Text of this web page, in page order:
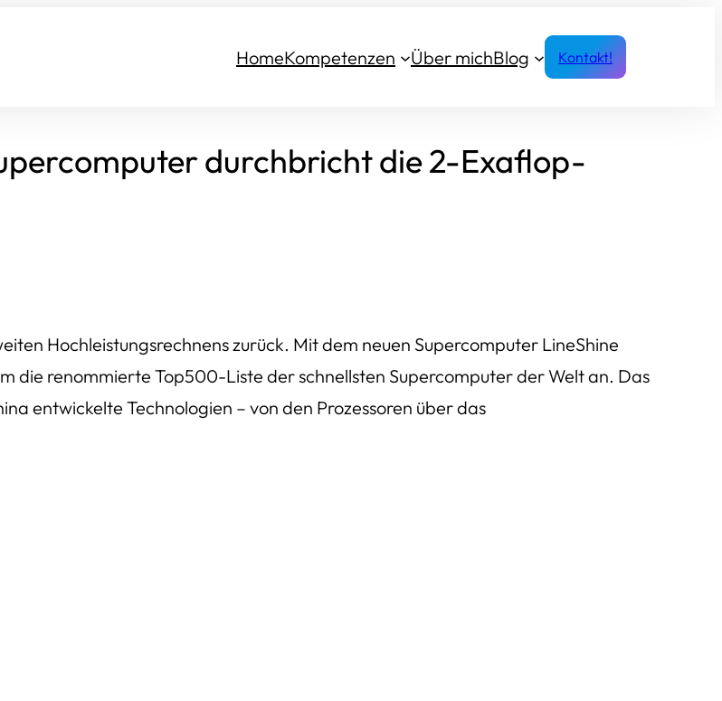
HomeKompetenzen Über michBlog Kontakt!
durchbricht die 2-Exaflop-
Hochleistungsrechnens zurück. Mit dem neuen Supercomputer LineShine
die renommierte Top500-Liste der schnellsten Supercomputer der Welt an. Das
entwickelte Technologien – von den Prozessoren über das